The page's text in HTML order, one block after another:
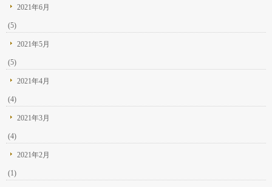
2021年6月
(5)
2021年5月
(5)
2021年4月
(4)
2021年3月
(4)
2021年2月
(1)